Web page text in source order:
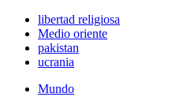
libertad religiosa
Medio oriente
pakistan
ucrania
Mundo